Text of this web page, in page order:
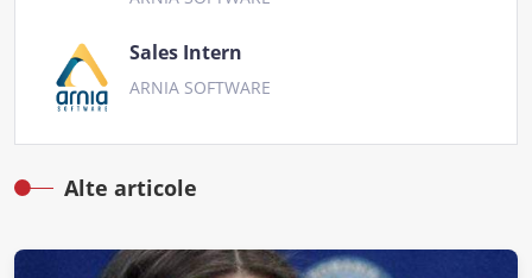
Sales Intern
ARNIA SOFTWARE
Alte articole